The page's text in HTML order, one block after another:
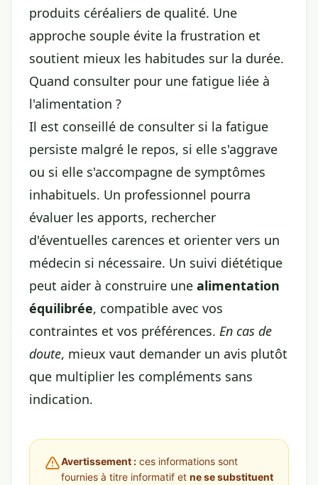
produits céréaliers de qualité. Une
approche souple évite la frustration et
soutient mieux les habitudes sur la durée.
Quand consulter pour une fatigue liée à
l'alimentation ?
Il est conseillé de consulter si la fatigue
persiste malgré le repos, si elle s'aggrave
ou si elle s'accompagne de symptômes
inhabituels. Un professionnel pourra
évaluer les apports, rechercher
d'éventuelles carences et orienter vers un
médecin si nécessaire. Un suivi diététique
peut aider à construire une alimentation
équilibrée, compatible avec vos
contraintes et vos préférences. En cas de
doute, mieux vaut demander un avis plutôt
que multiplier les compléments sans
indication.
Avertissement : ces informations sont
fournies à titre informatif et ne se substituent